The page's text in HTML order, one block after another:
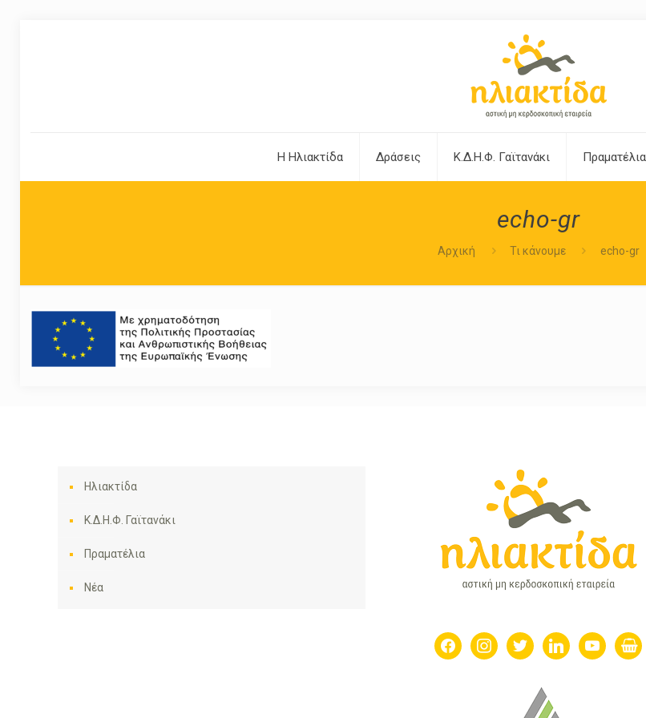
Η Ηλιακτίδα Δράσεις Κ.Δ.Η.Φ. Γαϊτανάκι Πραματέλια
echo-gr
Αρχική Τι κάνουμε echo-gr
Ηλιακτίδα
Κ.Δ.Η.Φ. Γαϊτανάκι
Πραματέλια
Νέα
facebookinstagram
twitter linkedinyoutube
basket